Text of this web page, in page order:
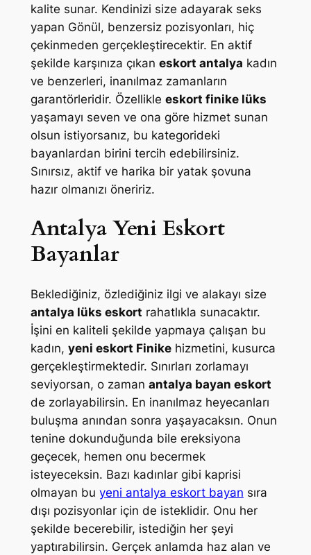
kalite sunar. Kendinizi size adayarak seks
yapan Gönül, benzersiz pozisyonları, hiç
çekinmeden gerçekleştirecektir. En aktif
şekilde karşınıza çıkan eskort antalya kadın
ve benzerleri, inanılmaz zamanların
garantörleridir. Özellikle eskort finike lüks
yaşamayı seven ve ona göre hizmet sunan
olsun istiyorsanız, bu kategorideki
bayanlardan birini tercih edebilirsiniz.
Sınırsız, aktif ve harika bir yatak şovuna
hazır olmanızı öneririz.
Antalya Yeni Eskort
Bayanlar
Beklediğiniz, özlediğiniz ilgi ve alakayı size
antalya lüks eskort rahatlıkla sunacaktır.
İşini en kaliteli şekilde yapmaya çalışan bu
kadın, yeni eskort Finikehizmetini, kusurca
gerçekleştirmektedir. Sınırları zorlamayı
seviyorsan, o zaman antalya bayan eskort
de zorlayabilirsin. En inanılmaz heyecanları
buluşma anından sonra yaşayacaksın. Onun
tenine dokunduğunda bile ereksiyona
geçecek, hemen onu becermek
isteyeceksin. Bazı kadınlar gibi kaprisi
olmayan bu yeni antalya eskort bayan sıra
dışı pozisyonlar için de isteklidir. Onu her
şekilde becerebilir, istediğin her şeyi
yaptırabilirsin. Gerçek anlamda haz alan ve